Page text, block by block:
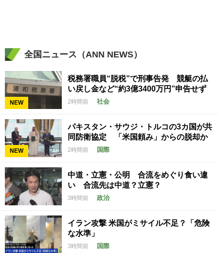
全国ニュース（ANN NEWS）
NEW
税務署職員“脱税”で刑事告発 競艇の払
い戻し金など“約3億3400万円”申告せず
2時間前 社会
NEW
パキスタン・サウジ・トルコの3カ国が共
同防衛協定 「米国頼み」からの脱却か
2時間前 国際
中道・立憲・公明 合流をめぐり食い違
い 合流先は中道？立憲？
3時間前 政治
イラン攻撃 米国がミサイル不足？「危険
な水準」
3時間前 国際